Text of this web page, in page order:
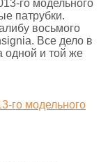
го модельного
патрубки.
восьмого
Все дело в
одной и той же